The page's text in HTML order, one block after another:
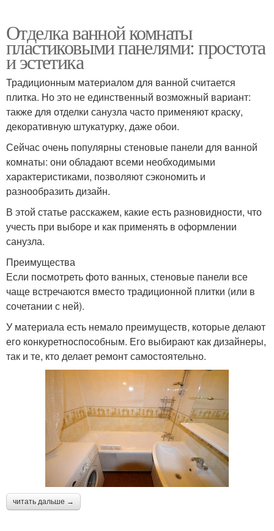
Отделка ванной комнаты
пластиковыми панелями: простота
и эстетика
Традиционным материалом для ванной считается
плитка. Но это не единственный возможный вариант:
также для отделки санузла часто применяют краску,
декоративную штукатурку, даже обои.
Сейчас очень популярны стеновые панели для ванной
комнаты: они обладают всеми необходимыми
характеристиками, позволяют сэкономить и
разнообразить дизайн.
В этой статье расскажем, какие есть разновидности, что
учесть при выборе и как применять в оформлении
санузла.
Преимущества
Если посмотреть фото ванных, стеновые панели все
чаще встречаются вместо традиционной плитки (или в
сочетании с ней).
У материала есть немало преимуществ, которые делают
его конкуретноспособным. Его выбирают как дизайнеры,
так и те, кто делает ремонт самостоятельно.
читать дальше →